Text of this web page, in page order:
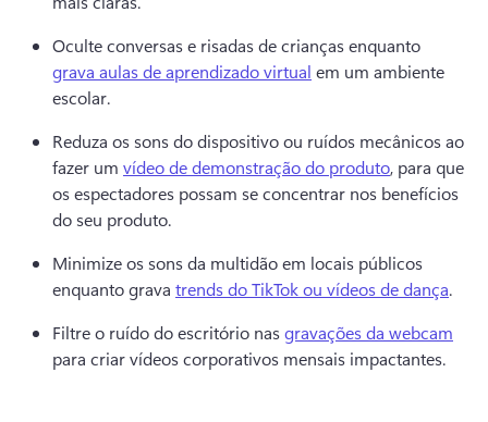
Oculte conversas e risadas de crianças enquanto
grava aulas de aprendizado virtual em um ambiente
escolar.
Reduza os sons do dispositivo ou ruídos mecânicos ao
fazer um vídeo de demonstração do produto, para que
os espectadores possam se concentrar nos benefícios
do seu produto.
Minimize os sons da multidão em locais públicos
enquanto grava trends do TikTok ou vídeos de dança.
Filtre o ruído do escritório nas gravações da webcam
para criar vídeos corporativos mensais impactantes.